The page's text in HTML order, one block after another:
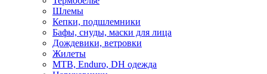
Шлемы
Кепки, подшлемники
Бафы, снуды, маски для лица
Дождевики, ветровки
Жилеты
MTB, Enduro, DH одежда